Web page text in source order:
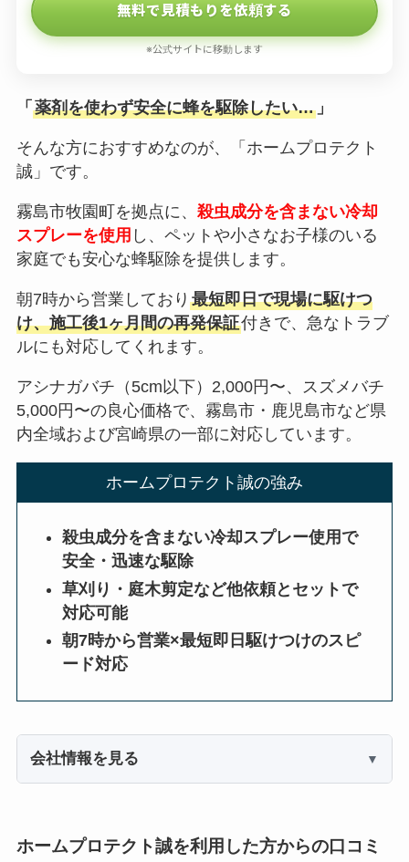
無料で見積もりを依頼する
※公式サイトに移動します
「 薬剤を使わず安全に蜂を駆除したい…」
そんな方におすすめなのが、「ホームプロテクト
誠」です。
霧島市牧園町を拠点に、 殺虫成分を含まない冷却
スプレーを使用 し、ペットや小さなお子様のいる
家庭でも安心な蜂駆除を提供します。
朝7時から営業しており 最短即日で現場に駆けつ
け、施工後1ヶ月間の再発保証付きで、急なトラブ
ルにも対応してくれます。
アシナガバチ（5cm以下）2,000円〜、スズメバチ
5,000円〜の良心価格で、霧島市・鹿児島市など県
内全域および宮崎県の一部に対応しています。
ホームプロテクト誠の強み
殺虫成分を含まない冷却スプレー使用で
安全・迅速な駆除
草刈り・庭木剪定など他依頼とセットで
対応可能
朝7時から営業×最短即日駆けつけのスピ
ード対応
会社情報を見る
ホームプロテクト誠を利用した方からの口コミ